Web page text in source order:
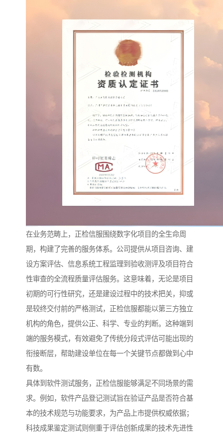
在业务范畴上，正检信服围绕数字化项目的全生命周
期，构建了完善的服务体系。公司提供从项目咨询、建
设方案评估、信息系统工程监理到验收测评及项目符合
性审查的全流程质量评估服务。这意味着，无论是项目
初期的可行性研究，还是建设过程中的技术把关，抑或
是较终交付前的严格测试，正检信服都能以第三方独立
机构的角色，提供公正、科学、专业的判断。这种端到
端的服务模式，有效避免了传统分段式评估可能出现的
衔接断层，帮助建设单位在每一个关键节点都做到心中
有数。
具体到软件测试服务，正检信服能够满足不同场景的需
求。例如，软件产品登记测试旨在验证产品是否符合基
本的技术规范与功能要求，为产品上市提供权威依据；
科技成果鉴定测试则侧重于评估创新成果的技术先进性